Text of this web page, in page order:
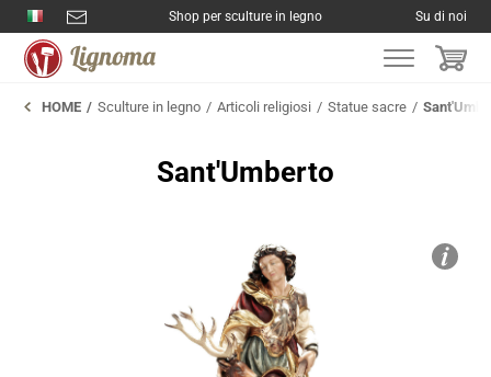
Shop per sculture in legno Su di noi
HOME Sculture in legno Articoli religiosi Statue sacre
Sant'Umberto